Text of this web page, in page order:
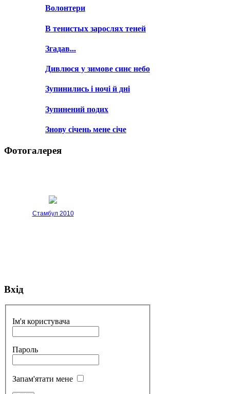
Волонтери
В тенистых зарослях теней
Згадав...
Дивлюся у зимове синє небо
Зупинились і ночі й дні
Зупинений подих
Знову січень мене січе
Фотогалерея
Стамбул 2010
Вхід
Ім'я користувача
Пароль
Запам'ятати мене